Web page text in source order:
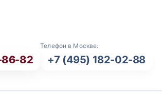
82
Телефон в Москве:
+7 (495) 182-02-88